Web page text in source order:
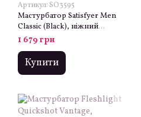
Артикул: SO3595
Мастурбатор Satisfyer Men
Classic (Black), ніжний
матеріал, зручний корпус
1 679 грн
Купити